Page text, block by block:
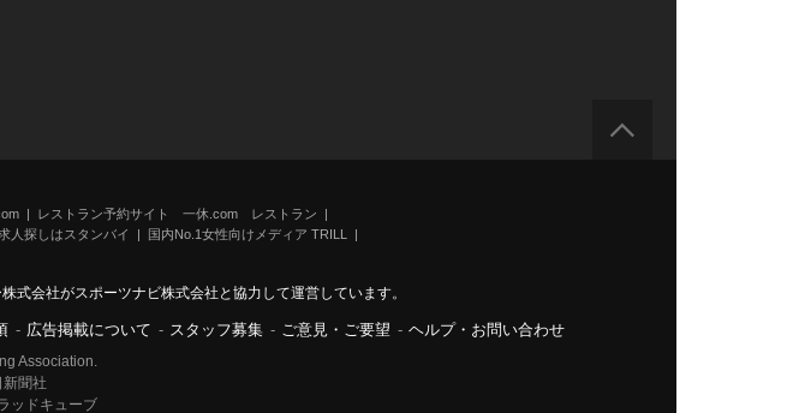
レストラン予約サイト 一休.com レストラン
人探しはスタンバイ
国内No.1女性向けメディア TRILL
式会社がスポーツナビ株式会社と協力して運営しています。
- 広告掲載について - スタッフ募集 - ご意見・ご要望 - ヘルプ・お問い合わせ
Association.
聞社
ッドキューブ